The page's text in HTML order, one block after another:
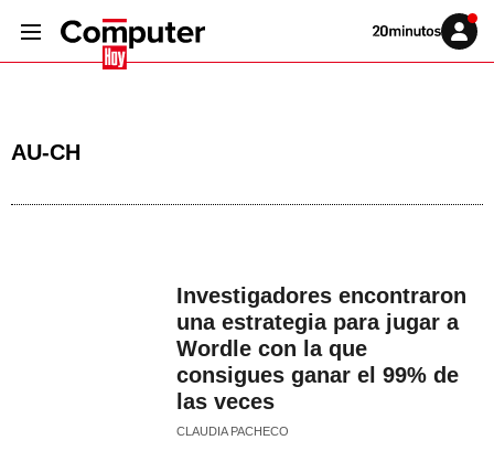
Volver
Iniciar
sesión
AU-CH
Investigadores encontraron
una estrategia para jugar a
Wordle con la que
consigues ganar el 99% de
las veces
CLAUDIA PACHECO